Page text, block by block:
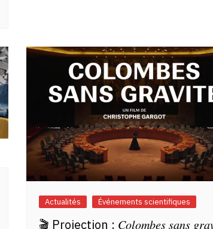
Actualités Événements scientifiques
🎬 Projection : 𝐶𝑜𝑙𝑜𝑚𝑏𝑒𝑠 𝑠𝑎𝑛𝑠